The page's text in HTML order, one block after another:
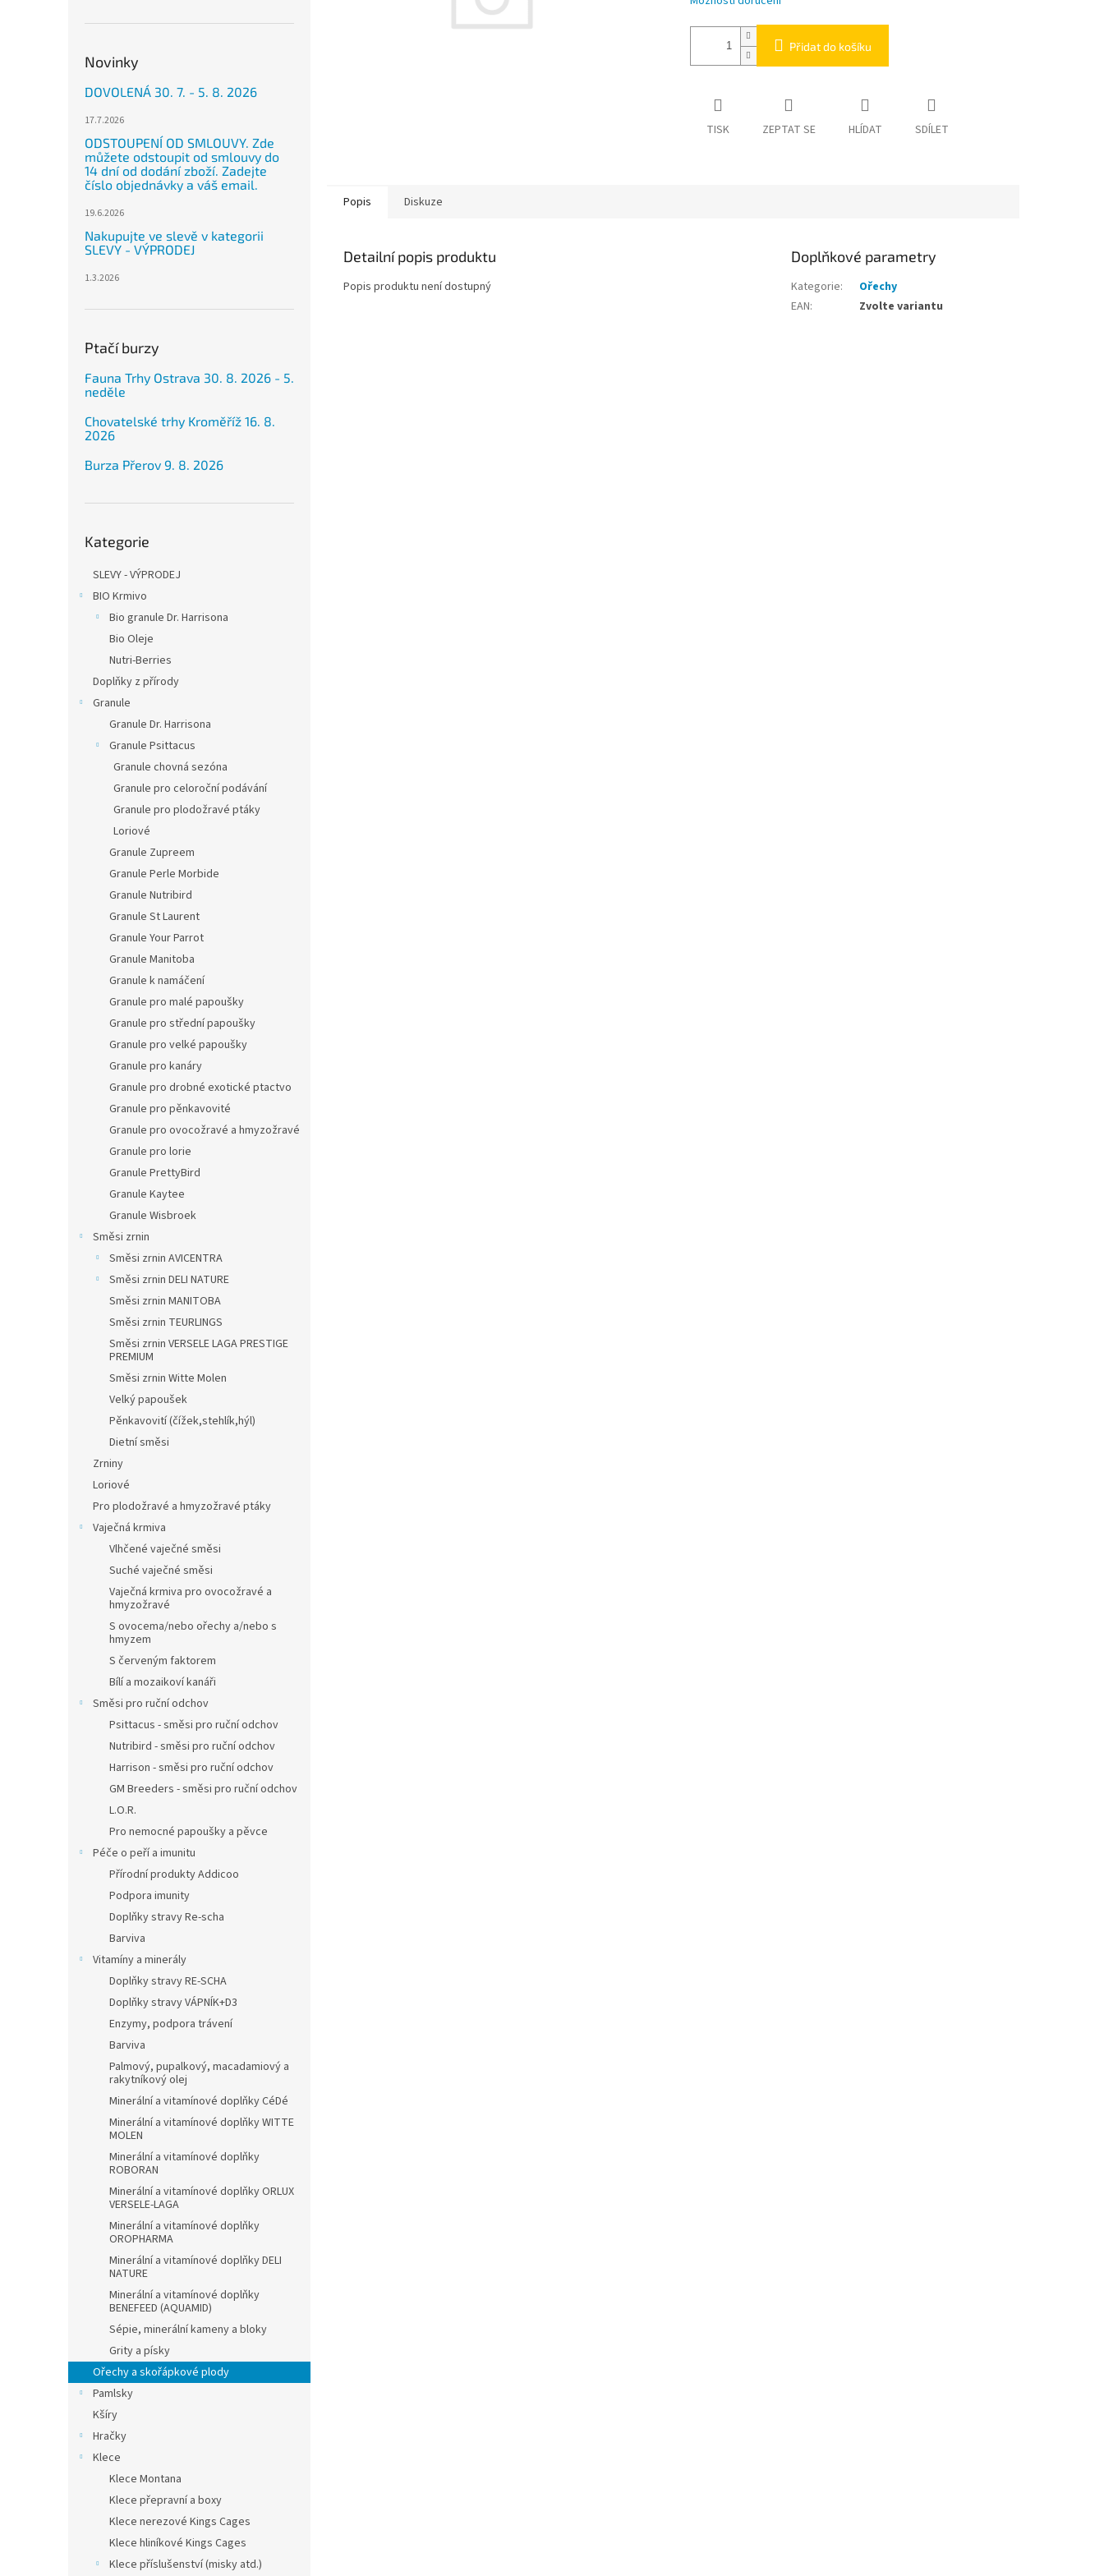
Novinky
DOVOLENÁ 30. 7. - 5. 8. 2026
17.7.2026
ODSTOUPENÍ OD SMLOUVY. Zde
můžete odstoupit od smlouvy do
14 dní od dodání zboží. Zadejte
číslo objednávky a váš email.
19.6.2026
Nakupujte ve slevě v kategorii
SLEVY - VÝPRODEJ
1.3.2026
Ptačí burzy
Fauna Trhy Ostrava 30. 8. 2026 - 5.
neděle
Chovatelské trhy Kroměříž 16. 8.
2026
Burza Přerov 9. 8. 2026
kategorie
Kategorie
SLEVY - VÝPRODEJ
BIO Krmivo
Bio granule Dr. Harrisona
Bio Oleje
Nutri-Berries
Doplňky z přírody
Granule
Granule Dr. Harrisona
Granule Psittacus
Granule chovná sezóna
Granule pro celoroční podávání
Granule pro plodožravé ptáky
Loriové
Granule Zupreem
Granule Perle Morbide
Granule Nutribird
Granule St Laurent
Granule Your Parrot
Granule Manitoba
Granule k namáčení
Granule pro malé papoušky
Granule pro střední papoušky
Granule pro velké papoušky
Granule pro kanáry
Granule pro drobné exotické ptactvo
Granule pro pěnkavovité
Granule pro ovocožravé a hmyzožravé
Granule pro lorie
Granule PrettyBird
Granule Kaytee
Granule Wisbroek
Směsi zrnin
Směsi zrnin AVICENTRA
Směsi zrnin DELI NATURE
Směsi zrnin MANITOBA
Směsi zrnin TEURLINGS
Směsi zrnin VERSELE LAGA PRESTIGE
PREMIUM
Směsi zrnin Witte Molen
Velký papoušek
Pěnkavovití (čížek,stehlík,hýl)
Dietní směsi
Zrniny
Loriové
Pro plodožravé a hmyzožravé ptáky
Vaječná krmiva
Vlhčené vaječné směsi
Suché vaječné směsi
Vaječná krmiva pro ovocožravé a
hmyzožravé
S ovocema/nebo ořechy a/nebo s
hmyzem
S červeným faktorem
Bílí a mozaikoví kanáři
Směsi pro ruční odchov
Psittacus - směsi pro ruční odchov
Nutribird - směsi pro ruční odchov
Harrison - směsi pro ruční odchov
GM Breeders - směsi pro ruční odchov
L.O.R.
Pro nemocné papoušky a pěvce
Péče o peří a imunitu
Přírodní produkty Addicoo
Podpora imunity
Doplňky stravy Re-scha
Barviva
Vitamíny a minerály
Doplňky stravy RE-SCHA
Doplňky stravy VÁPNÍK+D3
Enzymy, podpora trávení
Barviva
Palmový, pupalkový, macadamiový a
rakytníkový olej
Minerální a vitamínové doplňky CéDé
Minerální a vitamínové doplňky WITTE
MOLEN
Minerální a vitamínové doplňky
ROBORAN
Minerální a vitamínové doplňky ORLUX
VERSELE-LAGA
Minerální a vitamínové doplňky
OROPHARMA
Minerální a vitamínové doplňky DELI
NATURE
Minerální a vitamínové doplňky
BENEFEED (AQUAMID)
Sépie, minerální kameny a bloky
Grity a písky
Ořechy a skořápkové plody
Pamlsky
Kšíry
Hračky
Klece
Klece Montana
Klece přepravní a boxy
Klece nerezové Kings Cages
Klece hliníkové Kings Cages
Klece příslušenství (misky atd.)
Přidat do košíku
TISK ZEPTAT SE HLÍDAT SDÍLET
Popis Diskuze
Detailní popis produktu
Popis produktu není dostupný
Doplňkové parametry
Kategorie:
Ořechy
EAN: Zvolte variantu